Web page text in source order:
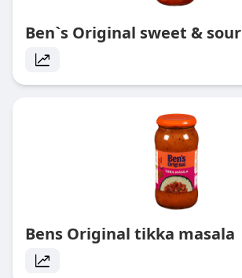
Ben`s Original sweet & sour
Bens Original tikka masala